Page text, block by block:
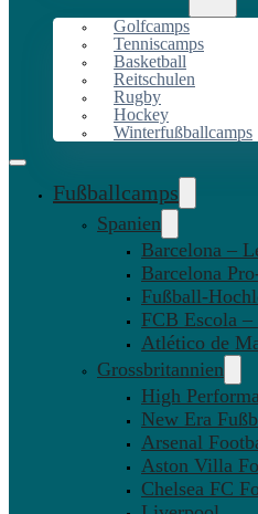
Golfcamps
Tenniscamps
Basketball
Reitschulen
Rugby
Hockey
Winterfußballcamps
Fußballcamps
Spanien
Barcelona –
Barcelona
Fußball-
FCB Escola –
Atlético de
Grossbritannien
High
New Era
Arsenal
Aston Villa
Chelsea FC